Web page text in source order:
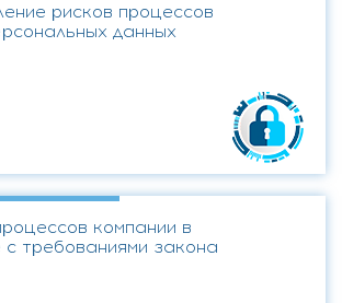
рисков процессов
данных
компании в
с требованиями закона